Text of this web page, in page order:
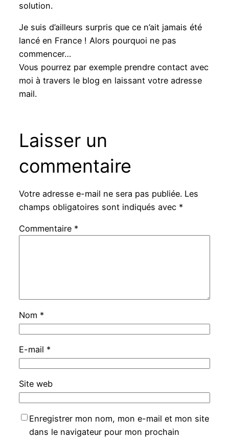
solution.
Je suis d’ailleurs surpris que ce n’ait jamais été
lancé en France ! Alors pourquoi ne pas
commencer…
Vous pourrez par exemple prendre contact avec
moi à travers le blog en laissant votre adresse
mail.
Laisser un
commentaire
Votre adresse e-mail ne sera pas publiée. Les
champs obligatoires sont indiqués avec *
Commentaire *
Nom *
E-mail *
Site web
Enregistrer mon nom, mon e-mail et mon site
dans le navigateur pour mon prochain